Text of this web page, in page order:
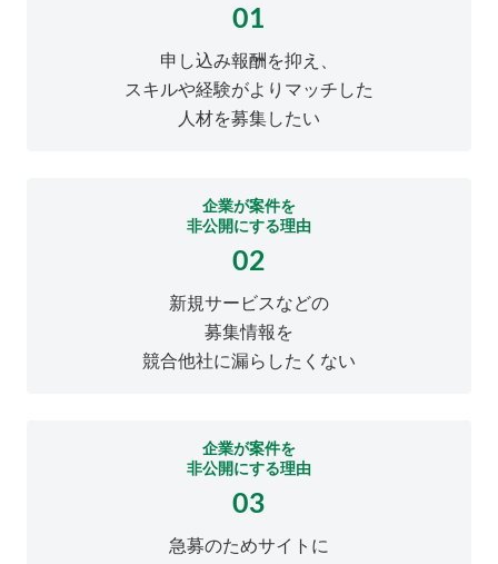
01
申し込み報酬を抑え、
スキルや経験がよりマッチした
人材を募集したい
企業が案件を
非公開にする理由
02
新規サービスなどの
募集情報を
競合他社に漏らしたくない
企業が案件を
非公開にする理由
03
急募のためサイトに